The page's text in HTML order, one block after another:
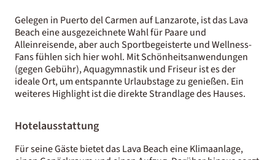
Gelegen in Puerto del Carmen auf Lanzarote, ist das Lava
Beach eine ausgezeichnete Wahl für Paare und
Alleinreisende, aber auch Sportbegeisterte und Wellness-
Fans fühlen sich hier wohl. Mit Schönheitsanwendungen
(gegen Gebühr), Aquagymnastik und Friseur ist es der
ideale Ort, um entspannte Urlaubstage zu genießen. Ein
weiteres Highlight ist die direkte Strandlage des Hauses.
Hotelausstattung
Für seine Gäste bietet das Lava Beach eine Klimaanlage,